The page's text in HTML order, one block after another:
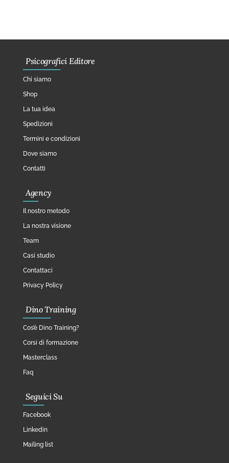
Psicografici Editore
Chi siamo
Shop
La tua idea
Spedizioni
Termini e condizioni
Dove siamo
Contatti
Agency
Il nostro metodo
La nostra visione
Team
Casi studio
Contattaci
Privacy Policy
Dino Training
Cos’è Dino Training?
Corsi di formazione
Masterclass
Faq
Seguici Su
Facebook
Linkedin
Mailing list